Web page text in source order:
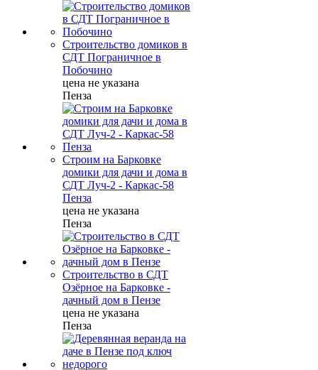
Строительство домиков в
СДТ Пограничное в
Побочино
цена не указана
Пенза
Строим на Барковке
домики для дачи и дома в
СДТ Луч-2 - Каркас-58
Пенза
цена не указана
Пенза
Строительство в СДТ
Озёрное на Барковке -
дачный дом в Пензе
цена не указана
Пенза